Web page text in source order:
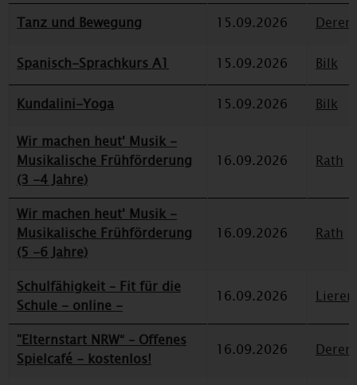
Tanz und Bewegung 15.09.2026
Spanisch-Sprachkurs A1 15.09.2026 Bilk
Kundalini-Yoga 15.09.2026
Bilk
Wir machen heut' Musik -
Musikalische Frühförderung
(3 -4 Jahre)
16.09.2026 Rath
Wir machen heut' Musik -
Musikalische Frühförderung
(5 -6 Jahre)
16.09.2026 Rath
Schulfähigkeit – Fit für die
Schule - online -
16.09.2026
"Elternstart NRW“ – Offenes
Spielcafé - kostenlos!
16.09.2026